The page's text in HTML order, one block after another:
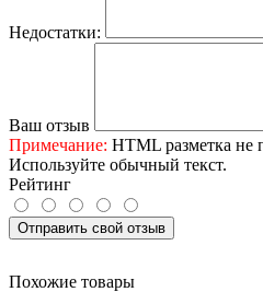
Недостатки:
Ваш отзыв
Примечание: HTML разметка не
Используйте обычный текст.
Рейтинг
Отправить свой отзыв
Похожие товары